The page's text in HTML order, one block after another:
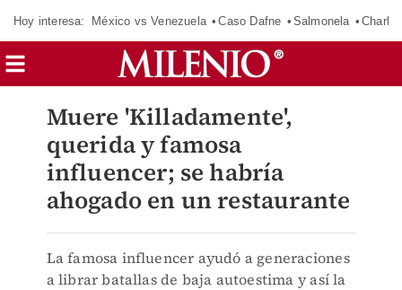
Hoy interesa: México vs Venezuela Caso Dafne Salmonela
Muere 'Killadamente',
querida y famosa
influencer; se habría
ahogado en un restaurante
La famosa influencer ayudó a generaciones
a librar batallas de baja autoestima y así la